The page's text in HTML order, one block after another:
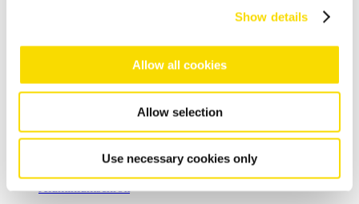
Show details
Allow all cookies
Allow selection
Use necessary cookies only
Shredder-Schrott sicher und effizient separieren
Die Lösungen für ASR-Recycling
Nichteisenmetall-Recycling
Sortierung von Nichteisen-Metallen